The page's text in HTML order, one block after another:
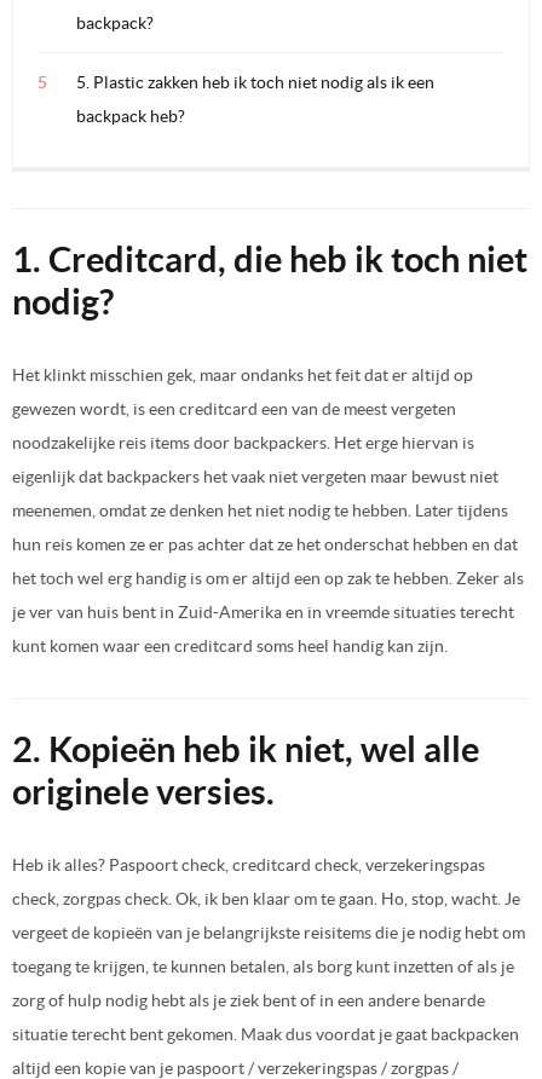
backpack?
5. Plastic zakken heb ik toch niet nodig als ik een
backpack heb?
1. Creditcard, die heb ik toch niet
nodig?
Het klinkt misschien gek, maar ondanks het feit dat er altijd op
gewezen wordt, is een creditcard een van de meest vergeten
noodzakelijke reis items door backpackers. Het erge hiervan is
eigenlijk dat backpackers het vaak niet vergeten maar bewust niet
meenemen, omdat ze denken het niet nodig te hebben. Later tijdens
hun reis komen ze er pas achter dat ze het onderschat hebben en dat
het toch wel erg handig is om er altijd een op zak te hebben. Zeker als
je ver van huis bent in Zuid-Amerika en in vreemde situaties terecht
kunt komen waar een creditcard soms heel handig kan zijn.
2. Kopieën heb ik niet, wel alle
originele versies.
Heb ik alles? Paspoort check, creditcard check, verzekeringspas
check, zorgpas check. Ok, ik ben klaar om te gaan. Ho, stop, wacht. Je
vergeet de kopieën van je belangrijkste reisitems die je nodig hebt om
toegang te krijgen, te kunnen betalen, als borg kunt inzetten of als je
zorg of hulp nodig hebt als je ziek bent of in een andere benarde
situatie terecht bent gekomen. Maak dus voordat je gaat backpacken
altijd een kopie van je paspoort / verzekeringspas / zorgpas /